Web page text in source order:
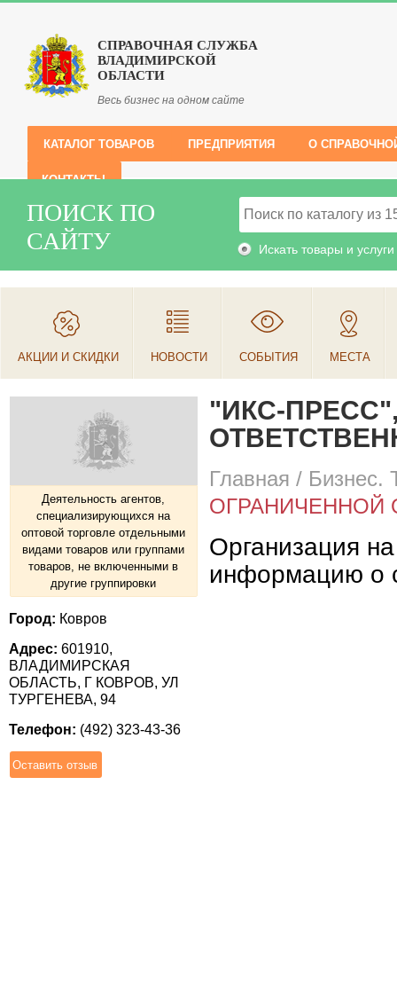
СПРАВОЧНАЯ СЛУЖБА
ВЛАДИМИРСКОЙ
ОБЛАСТИ
Весь бизнес на одном сайте
КАТАЛОГ ТОВАРОВ ПРЕДПРИЯТИЯ О
КОНТАКТЫ
ПОИСК ПО
САЙТУ
Искать товары и услуги
АКЦИИ И СКИДКИ НОВОСТИ СОБЫТИЯ МЕСТА
Деятельность агентов,
специализирующихся на
оптовой торговле отдельными
видами товаров или группами
товаров, не включенными в
другие группировки
Город: Ковров
Адрес:601910,
ВЛАДИМИРСКАЯ
ОБЛАСТЬ, Г КОВРОВ, УЛ
ТУРГЕНЕВА, 94
Телефон: (492) 323-43-36
"ИКС-
Главная / Бизнес.
ОГРАНИЧЕННОЙ
Организация
информацию о